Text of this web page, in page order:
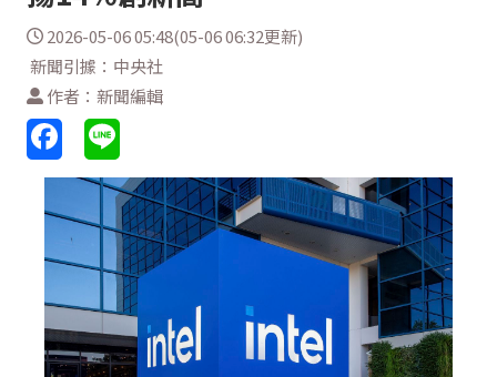
2026-05-06 05:48(05-06 06:32更新)
新聞引據：中央社
作者：新聞編輯